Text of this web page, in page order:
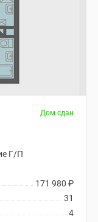
Дом сдан
Г/П
171 980 ₽
31
4